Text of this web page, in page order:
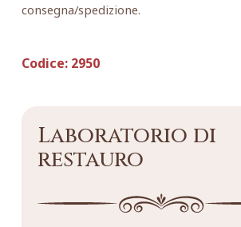
consegna/spedizione.
Codice:2950
Laboratorio di
restauro